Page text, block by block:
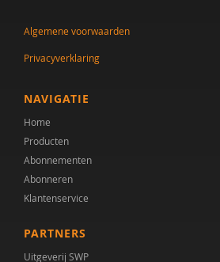
Raymond C. Smeets
Dr. C.A. Hartman
Drs. C.E.M. Calmes-van der Schot
John C.J. Hoeks
Algemene voorwaarden
Privacyverklaring
NAVIGATIE
Home
Producten
Abonnementen
Abonneren
Klantenservice
PARTNERS
Uitgeverij SWP